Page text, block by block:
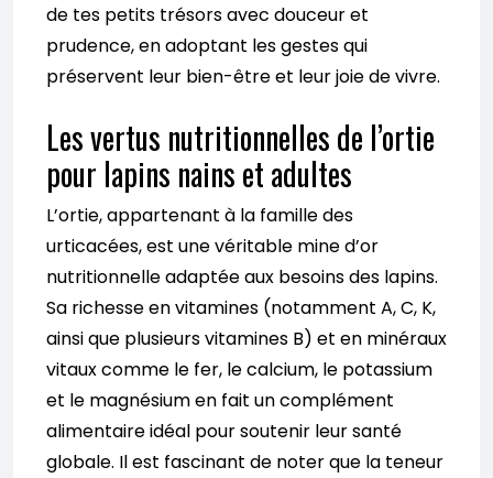
de tes petits trésors avec douceur et
prudence, en adoptant les gestes qui
préservent leur bien-être et leur joie de vivre.
Les vertus nutritionnelles de l’ortie
pour lapins nains et adultes
L’ortie, appartenant à la famille des
urticacées, est une véritable mine d’or
nutritionnelle adaptée aux besoins des lapins.
Sa richesse en vitamines (notamment A, C, K,
ainsi que plusieurs vitamines B) et en minéraux
vitaux comme le fer, le calcium, le potassium
et le magnésium en fait un complément
alimentaire idéal pour soutenir leur santé
globale. Il est fascinant de noter que la teneur